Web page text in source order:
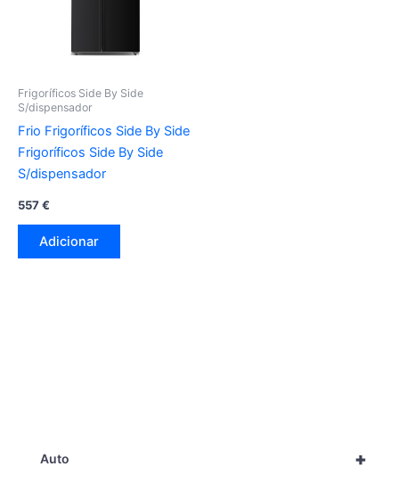
+
Auto
Frigoríficos Side By Side
S/dispensador
Frio Frigoríficos Side By Side
Frigoríficos Side By Side
S/dispensador
557€
Adicionar